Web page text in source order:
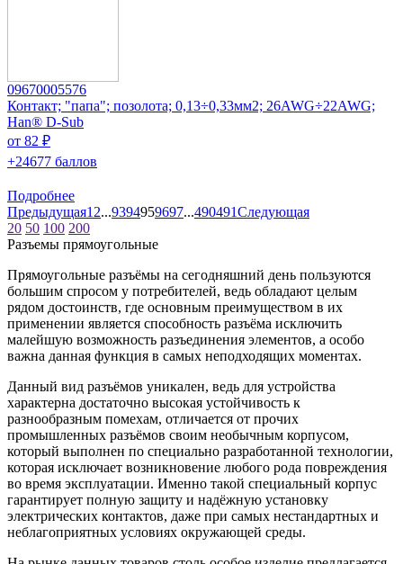
09670005576
Контакт; "папа"; позолота; 0,13÷0,33мм2; 26AWG÷22AWG;
Han® D-Sub
от 82 ₽
+24677 баллов
Подробнее
Предыдущая1 2...9394959697...490491Следующая
20 50 100 200
Разъeмы прямоугольные
Прямоугольные разъёмы на сегодняшний день пользуются
большим спросом у потребителей, ведь обладают целым
рядом достоинств, где основным преимуществом в их
применении является способность разъёма исключить
малейшую возможность разъединения элементов, а особо
важна данная функция в самых неподходящих моментах.
Данный вид разъёмов уникален, ведь для устройства
характерна достаточно высокая устойчивость к
разнообразным помехам, отличается от прочих
промышленных разъёмов своим необычным корпусом,
который выполнен по специально разработанной технологии,
которая исключает возникновение любого рода повреждения
во время эксплуатации. Именно такой специальный корпус
гарантирует полную защиту и надёжную установку
электрических контактов, даже при самых нестандартных и
неблагоприятных условиях окружающей среды.